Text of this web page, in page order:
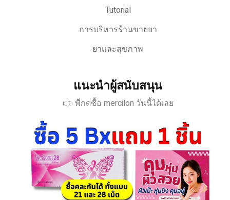
Tutorial
การบริหารร้านขายยา
ยาและสุขภาพ
แนะนำผู้สนับสนุน
👉 พี่กดซื้อ mercilon วันนี้ได้เลย